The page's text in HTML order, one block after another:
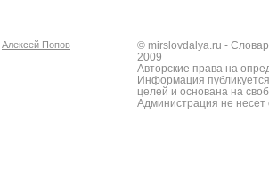
Алексей Попов
© mirslovdalya.ru -
2009
Авторские права на
Информация
целей и основана на
Администрация не несет